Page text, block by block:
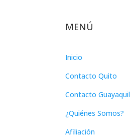
MENÚ
Inicio
Contacto Quito
Contacto Guayaquil
¿Quiénes Somos?
Afiliación